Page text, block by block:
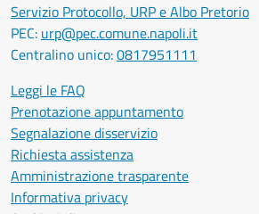
Servizio Protocollo, URP e Albo Pretorio
PEC: urp@pec.comune.napoli.it
Centralino unico:0817951111
Leggi le FAQ
Prenotazione appuntamento
Segnalazione disservizio
Richiesta assistenza
Amministrazione trasparente
Informativa privacy